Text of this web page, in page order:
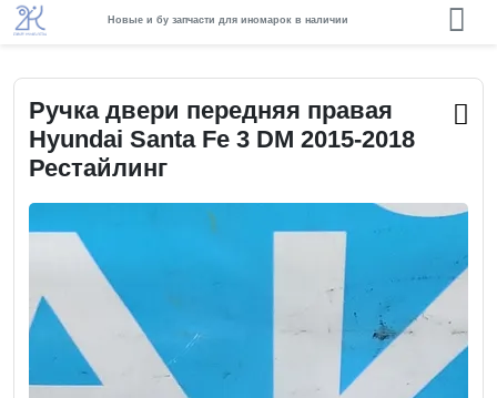
Новые и бу запчасти для иномарок в наличии
Ручка двери передняя правая
Hyundai Santa Fe 3 DM 2015-2018
Рестайлинг